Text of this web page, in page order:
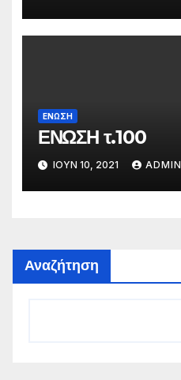
ΕΝΩΣΗ
ΕΝΩΣΗ τ.100
ΙΟΎΝ 10, 2021 ADMIN
Αναζήτηση